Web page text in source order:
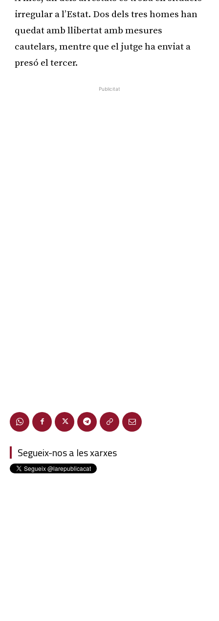
irregular a l’Estat. Dos dels tres homes han
quedat amb llibertat amb mesures
cautelars, mentre que el jutge ha enviat a
presó el tercer.
Publicitat
Segueix-nos a les xarxes